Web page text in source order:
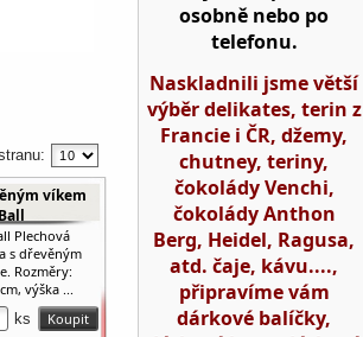
víkem
Plechová
s dřevěným
Rozměry:
výška ...
ks
osobně nebo po
telefonu.
Naskladnili jsme větší
výběr delikates, terin z
Francie i ČR, džemy,
chutney, teriny,
čokolády Venchi,
čokolády Anthon
Berg, Heidel, Ragusa,
atd. čaje, kávu....,
připravíme vám
dárkové balíčky,